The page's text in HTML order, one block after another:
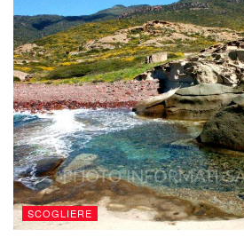
SCOGLIERE